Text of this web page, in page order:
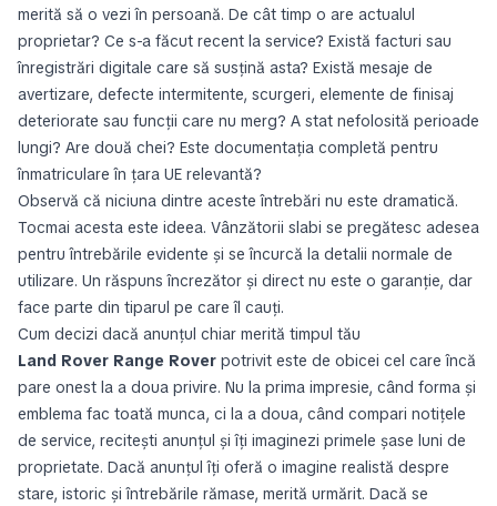
merită să o vezi în persoană. De cât timp o are actualul
proprietar? Ce s-a făcut recent la service? Există facturi sau
înregistrări digitale care să susțină asta? Există mesaje de
avertizare, defecte intermitente, scurgeri, elemente de finisaj
deteriorate sau funcții care nu merg? A stat nefolosită perioade
lungi? Are două chei? Este documentația completă pentru
înmatriculare în țara UE relevantă?
Observă că niciuna dintre aceste întrebări nu este dramatică.
Tocmai acesta este ideea. Vânzătorii slabi se pregătesc adesea
pentru întrebările evidente și se încurcă la detalii normale de
utilizare. Un răspuns încrezător și direct nu este o garanție, dar
face parte din tiparul pe care îl cauți.
Cum decizi dacă anunțul chiar merită timpul tău
Land Rover Range Rover potrivit este de obicei cel care încă
pare onest la a doua privire. Nu la prima impresie, când forma și
emblema fac toată munca, ci la a doua, când compari notițele
de service, recitești anunțul și îți imaginezi primele șase luni de
proprietate. Dacă anunțul îți oferă o imagine realistă despre
stare, istoric și întrebările rămase, merită urmărit. Dacă se